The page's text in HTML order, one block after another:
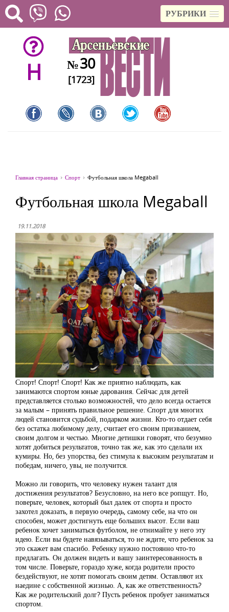
РУБРИКИ
H №30
[1723]
Главная страница Спорт Футбольная школа Megaball
Футбольная школа Megaball
19.11.2018
Спорт! Спорт! Спорт! Как же приятно наблюдать, как
занимаются спортом юные дарования. Сейчас для детей
представляется столько возможностей, что дело всегда остается
за малым – принять правильное решение. Спорт для многих
людей становится судьбой, подарком жизни. Кто-то отдает себя
без остатка любимому делу, считает его своим призванием,
своим долгом и честью. Многие детишки говорят, что безумно
хотят добиться результатов, точно так же, как это сделали их
кумиры. Но, без упорства, без стимула к высоким результатам и
победам, ничего, увы, не получится.
Можно ли говорить, что человеку нужен талант для
достижения результатов? Безусловно, на него все ропщут. Но,
поверьте, человек, который был далек от спорта и просто
захотел доказать, в первую очередь, самому себе, на что он
способен, может достигнуть еще больших высот. Если ваш
ребенок хочет заниматься футболом, не отнимайте у него эту
идею. Если вы будете навязываться, то не ждите, что ребенок за
это скажет вам спасибо. Ребенку нужно постоянно что-то
предлагать. Он должен видеть и вашу заинтересованность в
том числе. Поверьте, гораздо хуже, когда родители просто
бездействуют, не хотят помогать своим детям. Оставляют их
наедине с собственной жизнью. А, как же ответственность?
Как же родительский долг? Пусть ребенок пробует заниматься
спортом.